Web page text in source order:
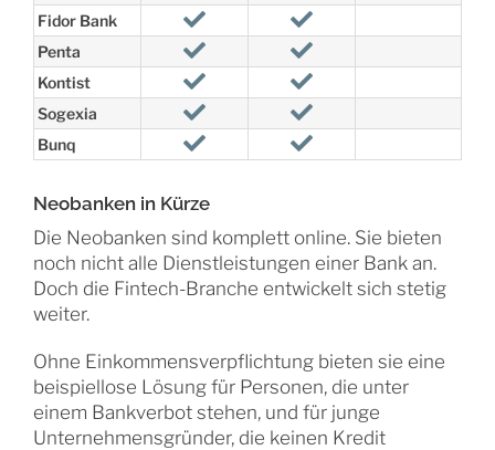
Fidor Bank
Penta
Kontist
Sogexia
Bunq
Neobanken in Kürze
Die Neobanken sind komplett online. Sie bieten
noch nicht alle Dienstleistungen einer Bank an.
Doch die Fintech-Branche entwickelt sich stetig
weiter.
Ohne Einkommensverpflichtung bieten sie eine
beispiellose Lösung für Personen, die unter
einem Bankverbot stehen, und für junge
Unternehmensgründer, die keinen Kredit